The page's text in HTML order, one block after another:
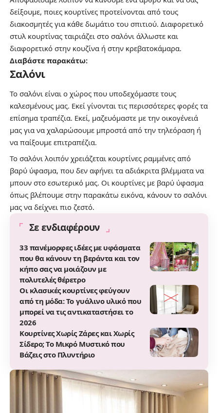
δείξουμε, ποιες κουρτίνες προτείνονται από τους
διακοσμητές για κάθε δωμάτιο του σπιτιού. Διαφορετικό
στυλ κουρτίνας ταιριάζει στο σαλόνι άλλωστε και
διαφορετικό στην κουζίνα ή στην κρεβατοκάμαρα.
Διαβάστε παρακάτω:
Σαλόνι
Το σαλόνι είναι ο χώρος που υποδεχόμαστε τους
καλεσμένους μας. Εκεί γίνονται τις περισσότερες φορές τα
επίσημα τραπέζια. Εκεί, μαζευόμαστε με την οικογένειά
μας για να χαλαρώσουμε μπροστά από την τηλεόραση ή
να παίξουμε επιτραπέζια.
Το σαλόνι λοιπόν χρειάζεται κουρτίνες ραμμένες από
βαρύ ύφασμα, που δεν αφήνει τα αδιάκριτα βλέμματα να
μπουν στο εσωτερικό μας. Οι κουρτίνες με βαρύ ύφασμα
όπως βλέπουμε στην παρακάτω εικόνα, κάνουν το σαλόνι
μας να δείχνει πιο ζεστό.
Σε ενδιαφέρουν
33 πανέμορφες ιδέες με υφάσματα
που θα κάνουν τη βεράντα και τον
κήπο σας να μοιάζουν με
πολυτελές θέρετρο
Οι κλασικές κουρτίνες φεύγουν
από τη μόδα: Το γυάλινο υλικό που
μπορεί να τις αντικαταστήσει το
2026
Κουρτίνες Χωρίς Ζάρες και Χωρίς
Σίδερο; Το Μικρό Μυστικό που
Βάζεις στο Πλυντήριο